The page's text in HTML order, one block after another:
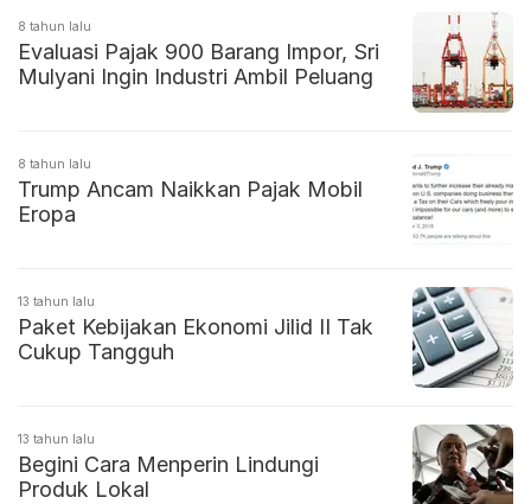
8 tahun lalu
Evaluasi Pajak 900 Barang Impor, Sri
Mulyani Ingin Industri Ambil Peluang
8 tahun lalu
Trump Ancam Naikkan Pajak Mobil
Eropa
13 tahun lalu
Paket Kebijakan Ekonomi Jilid II Tak
Cukup Tangguh
13 tahun lalu
Begini Cara Menperin Lindungi
Produk Lokal